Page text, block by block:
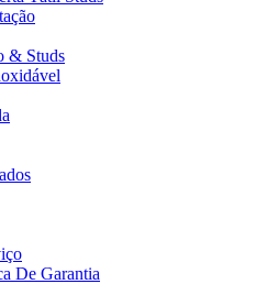
& Studs
De Garantia